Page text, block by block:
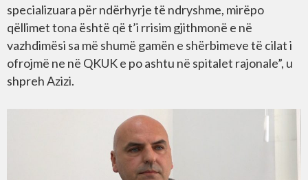
specializuara për ndërhyrje të ndryshme, mirëpo
qëllimet tona është që t’i rrisim gjithmonë e në
vazhdimësi sa më shumë gamën e shërbimeve të cilat i
ofrojmë ne në QKUK e po ashtu në spitalet rajonale”, u
shpreh Azizi.